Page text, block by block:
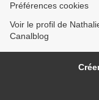
Préférences cookies
Voir le profil de
Canalblog